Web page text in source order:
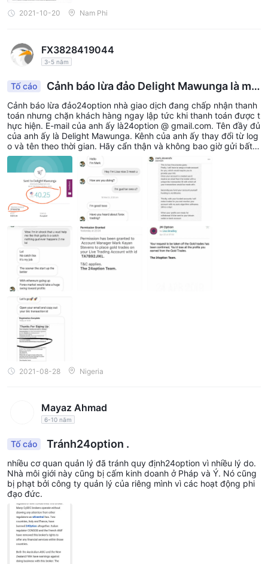
2021-10-20 Nam Phi
FX3828419044
3-5 năm
Tố cáo
Cảnh báo lừa đảo Delight Mawunga là mộ
t kẻ lừa đảo $ 40
Cảnh báo lừa đảo24option nhà giao dịch đang chấp nhận thanh
toán nhưng chặn khách hàng ngay lập tức khi thanh toán được t
hực hiện. E-mail của anh ấy là24option @ gmail.com. Tên đầy đủ
của anh ấy là Delight Mawunga. Kênh của anh ấy thay đổi từ log
o và tên theo thời gian. Hãy cẩn thận và không bao giờ gửi bất k
ỳ khoản tiền nào cho anh chàng này! Một trò lừa đảo lớn
2021-08-28 Nigeria
Mayaz Ahmad
6-10 năm
Tố cáo Tránh24option .
nhiều cơ quan quản lý đã tránh quy định24option vì nhiều lý do.
Nhà môi giới này cũng bị cấm kinh doanh ở Pháp và Ý. Nó cũng
bị phạt bởi công ty quản lý của riêng mình vì các hoạt động phi
đạo đức.